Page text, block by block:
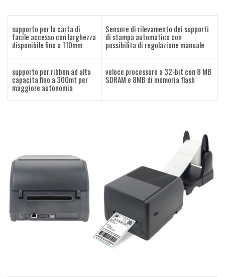
supporto per la carta di
facile accesso con larghezza
disponibile fino a 110mm
Sensore di rilevamento dei supporti
di stampa automatico con
possibilita di regolazione manuale
supporto per ribbon ad alta
capacita fino a 300mt per
maggiore autonomia
veloce processore a 32-bit con 8 MB
SDRAM e 8MB di memoria flash